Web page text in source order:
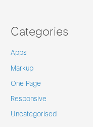
Categories
Apps
Markup
One Page
Responsive
Uncategorised